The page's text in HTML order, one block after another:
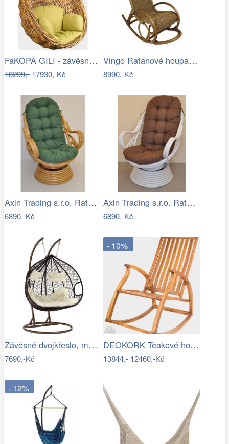
FaKOPA GILI - závěsné křeslo Valentina…
18299,-17930,-Kč
Vingo Ratanové houpací křeslo - hnědé
8990,-Kč
Axin Trading s.r.o. Ratanové houpací…
6890,-Kč
Axin Trading s.r.o. Ratanové houpací…
6890,-Kč
Závěsné dvojkřeslo, měděná/hnědá…
7690,-Kč
- 10%
DEOKORK Teakové houpací křeslo STEFANO
13844,-12460,-Kč
- 12%